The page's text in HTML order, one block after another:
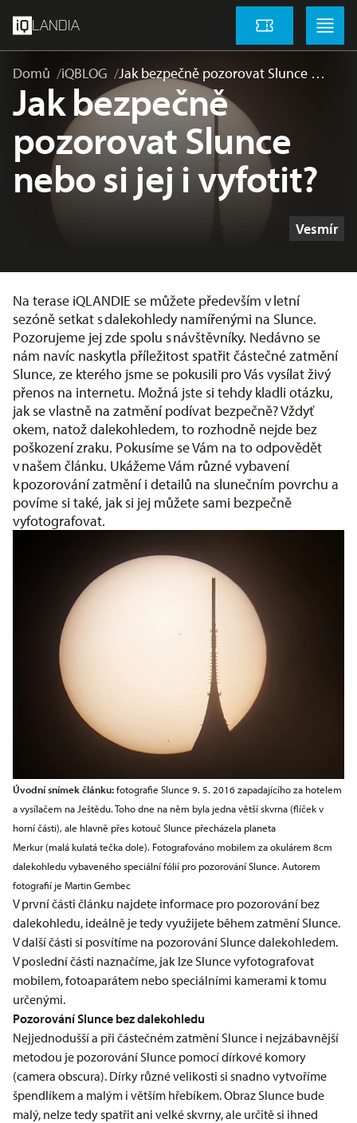
LANDIA Vstupenky
Menu
Domů iQBLOG Jak bezpečně pozorovat Slunce …
Jak bezpečně
pozorovat Slunce
nebo si jej i vyfotit?
Štítky
Vesmír
Na terase iQLANDIE se můžete především v letní
sezóně setkat s dalekohledy namířenými na Slunce.
Pozorujeme jej zde spolu s návštěvníky. Nedávno se
nám navíc naskytla příležitost spatřit částečné zatmění
Slunce, ze kterého jsme se pokusili pro Vás vysílat živý
přenos na internetu. Možná jste si tehdy kladli otázku,
jak se vlastně na zatmění podívat bezpečně? Vždyť
okem, natož dalekohledem, to rozhodně nejde bez
poškození zraku. Pokusíme se Vám na to odpovědět
v našem článku. Ukážeme Vám různé vybavení
k pozorování zatmění i detailů na slunečním povrchu a
povíme si také, jak si jej můžete sami bezpečně
vyfotografovat.
Úvodní snímek článku:fotografie Slunce 9. 5. 2016 zapadajícího za hotelem
a vysílačem na Ještědu. Toho dne na něm byla jedna větší skvrna (flíček v
horní části), ale hlavně přes kotouč Slunce přecházela planeta
Merkur (malá kulatá tečka dole). Fotografováno mobilem za okulárem 8cm
dalekohledu vybaveného speciální fólií pro pozorování Slunce. Autorem
fotografií je Martin Gembec
V první části článku najdete informace pro pozorování bez
dalekohledu, ideálně je tedy využijete během zatmění Slunce.
V další části si posvítíme na pozorování Slunce dalekohledem.
V poslední části naznačíme, jak lze Slunce vyfotografovat
mobilem, fotoaparátem nebo speciálními kamerami k tomu
určenými.
Pozorování Slunce bez dalekohledu
Nejjednodušší a při částečném zatmění Slunce i nejzábavnější
metodou je pozorování Slunce pomocí dírkové komory
(camera obscura). Dírky různé velikosti si snadno vytvoříme
špendlíkem a malým i větším hřebíkem. Obraz Slunce bude
malý, nelze tedy spatřit ani velké skvrny, ale určitě si ihned